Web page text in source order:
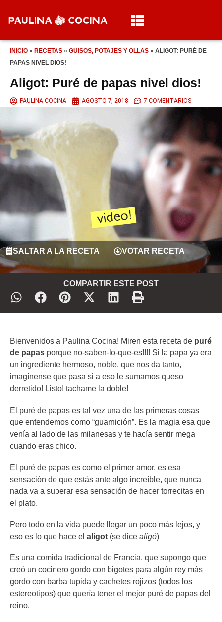
INICIO » RECETAS » GUISOS, POTAJES Y OLLAS » ALIGOT: PURÉ DE
PAPAS NIVEL DIOS!
Aligot: Puré de papas nivel dios!
PAULINA COCINA AGOSTO 7, 2018 7 COMENTARIOS
SALTAR A LA RECETA VOTAR RECETA
COMPARTIR ESTE POST
Bienvenidos a Paulina Cocina! Miren esta receta de puré
de papas porque no-saben-lo-que-es!!!! Si la papa ya era
un ingrediente hermoso, noble, que nos da tanto,
imagínense que pasa si a eso le sumamos queso
derretido! Listo! tachame la doble!
El puré de papas es tal vez una de las primeras cosas
que entendemos como “guarnición”. Es la magia esa que
venía al lado de las milanesas y te hacía sentir mega
cuando eras chico.
El puré de papas es como el primer amor, es esa
sensación de que estás ante algo increíble, que nunca
nada va a superar esa sensación de hacer torrecitas en
el plato.
Pero todo en la vida puede llegar un poco más lejos, y
eso es lo que hace el aligot (se dice aligó)
Es una comida tradicional de Francia, que supongo que
creó un cocinero gordo con bigotes para algún rey más
gordo con barba tupida y cachetes rojizos (todos los
estereotipos) que quería tener el mejor puré de papas del
reino.